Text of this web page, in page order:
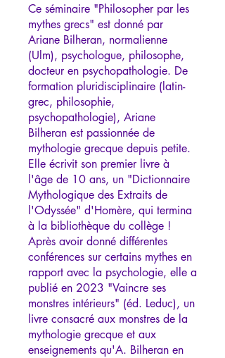
Ce séminaire "Philosopher par les
mythes grecs" est donné par
Ariane Bilheran, normalienne
(Ulm), psychologue, philosophe,
docteur en psychopathologie. De
formation pluridisciplinaire (latin-
grec, philosophie,
psychopathologie), Ariane
Bilheran est passionnée de
mythologie grecque depuis petite.
Elle écrivit son premier livre à
l'âge de 10 ans, un "Dictionnaire
Mythologique des Extraits de
l'Odyssée" d'Homère, qui termina
à la bibliothèque du collège !
Après avoir donné différentes
conférences sur certains mythes en
rapport avec la psychologie, elle a
publié en 2023 "Vaincre ses
monstres intérieurs" (éd. Leduc), un
livre consacré aux monstres de la
mythologie grecque et aux
enseignements qu'A. Bilheran en